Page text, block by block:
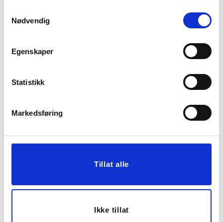
Nødvendig
Egenskaper
Statistikk
Markedsføring
Tillat alle
Ikke tillat
KJØP KJØP